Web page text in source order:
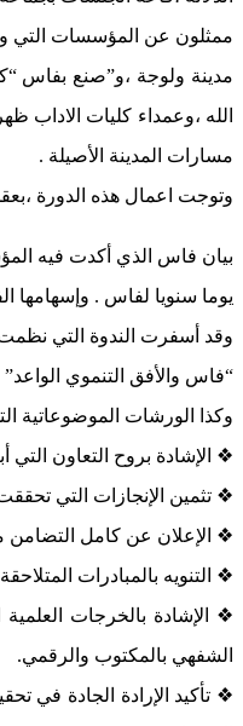
مدينة ولوجة ،و”صنع بفاس
الله ،وعمداء كليات الاداب
مسارات المدينة الأصيلة .
وتوجت اعمال هذه الدورة
بيان فاس الذي أكدت فيه
يوما سنويا لفاس .
وقد أسفرت الندوة التي
“فاس والأفق التنموي الواعد”
وكذا الورشات الموضوعاتية التي
❖ الإشادة بروح التعاون
❖ تثمين الإنجازات التي
❖ الإعلان عن كامل التضامن مع
❖ التنويه بالمبادرات
❖ الإشادة بالخرجات
الشفهي بالمكتوب والرقمي.
❖ تأكيد الإرادة الجادة في